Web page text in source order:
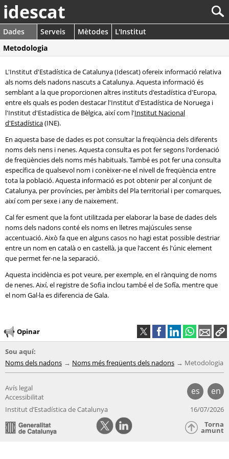
idescat
Dades Serveis Mètodes
L'Institut
Metodologia
L'Institut d'Estadística de Catalunya (Idescat) ofereix informació relativa
als noms dels nadons nascuts a Catalunya. Aquesta informació és
semblant a la que proporcionen altres instituts d'estadística d'Europa,
entre els quals es poden destacar l'Institut d'Estadística de Noruega i
l'Institut d'Estadística de Bèlgica, així com l'Institut Nacional
d'Estadística(INE).
En aquesta base de dades es pot consultar la freqüència dels diferents
noms dels nens i nenes. Aquesta consulta es pot fer segons l'ordenació
de freqüències dels noms més habituals. També es pot fer una consulta
específica de qualsevol nom i conèixer-ne el nivell de freqüència entre
tota la població. Aquesta informació es pot obtenir per al conjunt de
Catalunya, per províncies, per àmbits del Pla territorial i per comarques,
així com per sexe i any de naixement.
Cal fer esment que la font utilitzada per elaborar la base de dades dels
noms dels nadons conté els noms en lletres majúscules sense
accentuació. Això fa que en alguns casos no hagi estat possible destriar
entre un nom en català o en castellà, ja que l'accent és l'únic element
que permet fer-ne la separació.
Aquesta incidència es pot veure, per exemple, en el rànquing de noms
de nenes. Així, el registre de Sofia inclou també el de Sofía, mentre que
el nom Gal·la es diferencia de Gala.
Opinar
Sou aquí:
Noms dels nadons
Noms més freqüents dels nadons Metodologia
es en
Avís legal
Accessibilitat
Institut d’Estadística de Catalunya
16/07/2026
Torna
amunt